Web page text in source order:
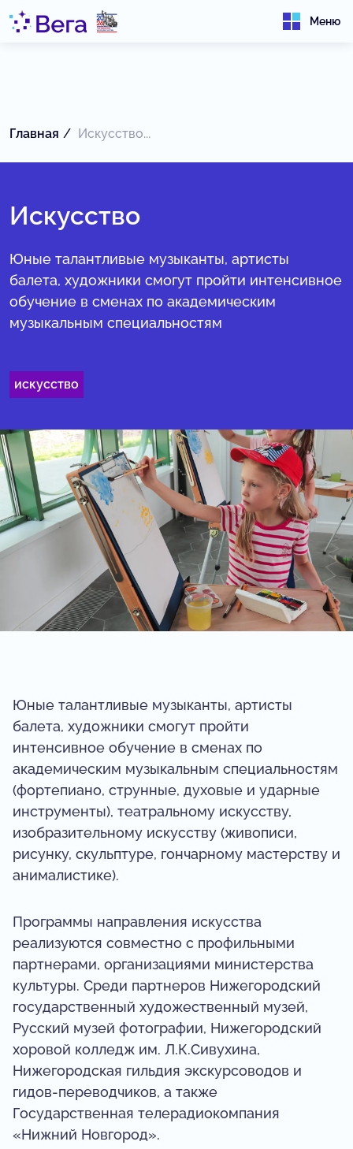
Меню
Главная Искусство...
Искусство
Юные талантливые музыканты, артисты
балета, художники смогут пройти интенсивное
обучение в сменах по академическим
музыкальным специальностям
искусство
Юные талантливые музыканты, артисты
балета, художники смогут пройти
интенсивное обучение в сменах по
академическим музыкальным специальностям
(фортепиано, струнные, духовые и ударные
инструменты), театральному искусству,
изобразительному искусству (живописи,
рисунку, скульптуре, гончарному мастерству и
анималистике).
Программы направления искусства
реализуются совместно с профильными
партнерами, организациями министерства
культуры. Среди партнеров Нижегородский
государственный художественный музей,
Русский музей фотографии, Нижегородский
хоровой колледж им. Л.К.Сивухина,
Нижегородская гильдия экскурсоводов и
гидов-переводчиков, а также
Государственная телерадиокомпания
«Нижний Новгород».